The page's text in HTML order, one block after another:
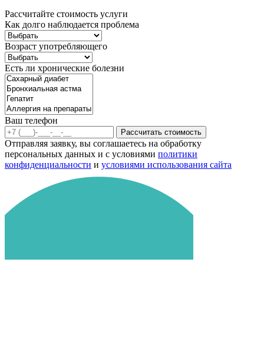
Рассчитайте стоимость услуги
Как долго наблюдается проблема
Возраст употребляющего
Есть ли хронические болезни
Ваш телефон
Рассчитать стоимость
Отправляя заявку, вы соглашаетесь на обработку
персональных данных и с условиями политики
конфиденциальности и условиями использования сайта